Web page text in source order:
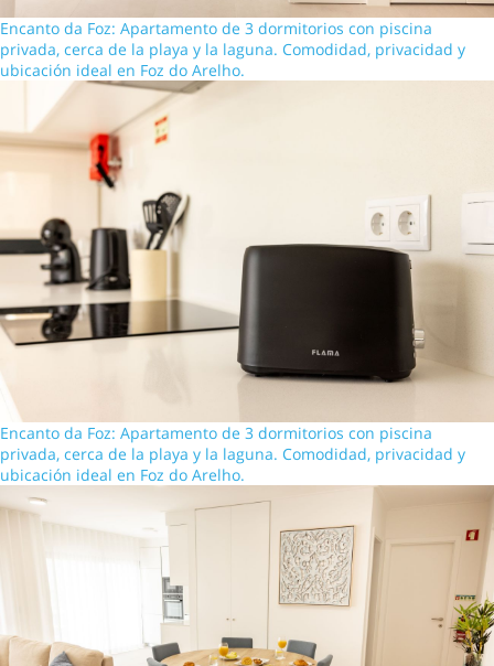
Encanto da Foz: Apartamento de 3 dormitorios con piscina
privada, cerca de la playa y la laguna. Comodidad, privacidad y
ubicación ideal en Foz do Arelho.
Encanto da Foz: Apartamento de 3 dormitorios con piscina
privada, cerca de la playa y la laguna. Comodidad, privacidad y
ubicación ideal en Foz do Arelho.